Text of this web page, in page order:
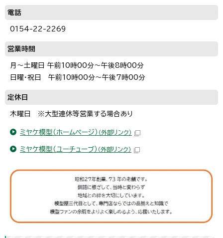
電話
0154-22-2269
営業時間
月〜土曜日 午前10時00分〜午後8時00分
日曜・祝日 午前10時00分〜午後7時00分
定休日
木曜日 ※大型連休等営業する場合あり
ミヤケ模型（ホームページ） （外部リンク）
ミヤケ模型（ユーチューブ） （外部リンク）